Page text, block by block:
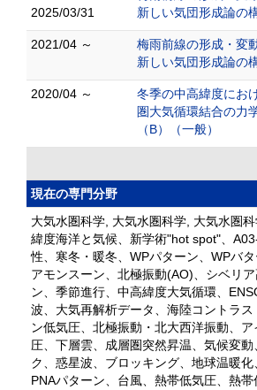
2025/03/31
新しい気団形成論の
2021/04 ～
梅雨前線の形成・変
新しい気団形成論の
2020/04 ～
冬季の中高緯度にお
圏大気循環結合の力
（B）（一般）
現在の専門分野
大気水圏科学, 大気水圏科学, 大気水圏
緯度海洋と気候、新学術"hot spot"、
性、寒冬・暖冬、WPパターン、WPバ
アモンスーン、北極振動(AO)、シベリ
ン、季節進行、中高緯度大気循環、
波、大気再解析データ、海陸コントラス
ン低気圧、北極振動・北大西洋振動、
圧、下層雲、成層圏突然昇温、気候変動
ク、惑星波、ブロッキング、地球温暖化
PNAパターン、台風、熱帯低気圧、熱